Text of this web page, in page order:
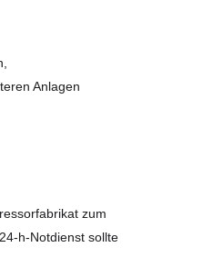
Anlagen
zum
h-Notdienst sollte